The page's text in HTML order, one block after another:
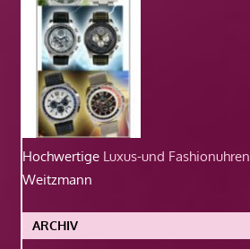
Hochwertige Luxus-und Fashionuhren
Weitzmann
ARCHIV